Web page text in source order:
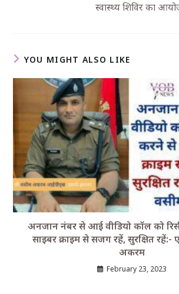
स्वास्थ्य शिविर का
YOU MIGHT ALSO LIKE
अनजान नंबर से आई वीडियो कॉल को
साइबर क्राइम से सजग रहें, सुरक्षित रहें:-
अकरम
February 23, 2023